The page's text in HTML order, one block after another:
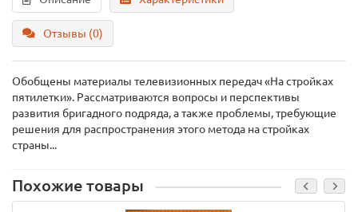
Отзывы (0)
Обобщены материалы телевизионных передач «На стройках
пятилетки». Рассматриваются вопросы и перспективы
развития бригадного подряда, а также проблемы, требующие
решения для распространения этого метода на стройках
страны...
Похожие товары